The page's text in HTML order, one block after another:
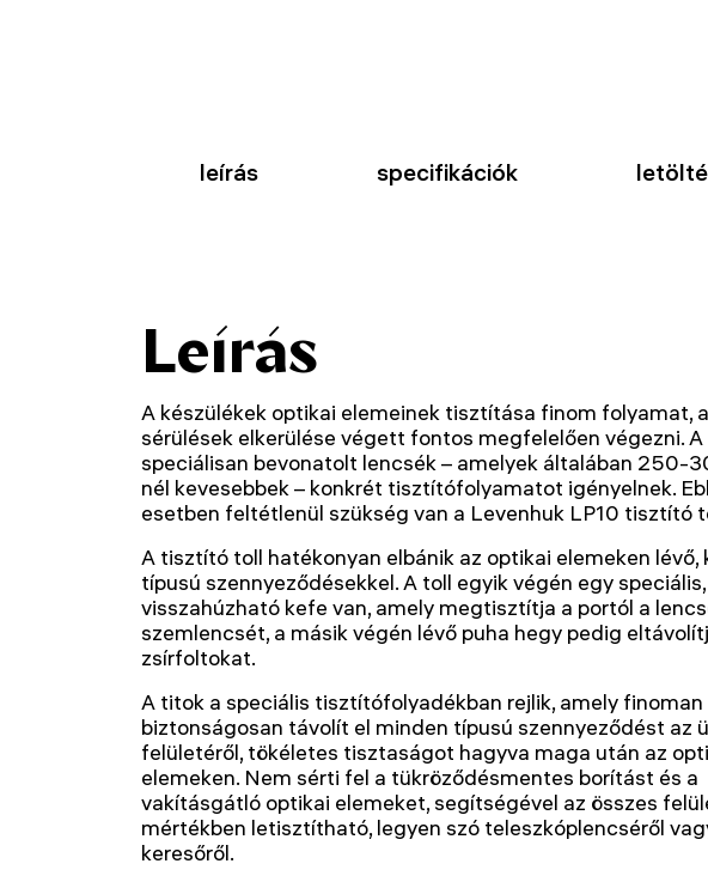
leírás specifikációk
Leírás
A készülékek optikai elemeinek tisztítása finom folyamat,
sérülések elkerülése végett fontos megfelelően végezni. A
speciálisan bevonatolt lencsék – amelyek általában 250-
nél kevesebbek – konkrét tisztítófolyamatot igényelnek.
esetben feltétlenül szükség van a Levenhuk LP10 tisztító
A tisztító toll hatékonyan elbánik az optikai elemeken lévő,
típusú szennyeződésekkel. A toll egyik végén egy speciális,
visszahúzható kefe van, amely megtisztítja a portól a
szemlencsét, a másik végén lévő puha hegy pedig
zsírfoltokat.
A titok a speciális tisztítófolyadékban rejlik, amely finoman
biztonságosan távolít el minden típusú szennyeződést az
felületéről, tökéletes tisztaságot hagyva maga után az
elemeken. Nem sérti fel a tükröződésmentes borítást és a
vakításgátló optikai elemeket, segítségével az összes
mértékben letisztítható, legyen szó teleszkóplencséről
keresőről.